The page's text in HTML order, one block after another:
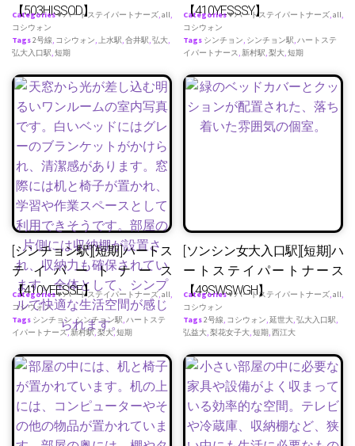
【503HISSOD】
Categories♥ ハートステイパートナーズ,all,
コシウォン
Tags2号線, コシウォン, 上水駅,合井駅,弘大,
弘大入口駅,短期
【410YESSSY】
Categories♥ ハートステイパートナーズ,all,
コシウォン
Tags シンチョン, シンチョン駅,ハートステ
イパートナース,新村駅,梨大,短期
[シンチョン駅][短期]ハートス
テイパートナース
【410YEESSE】
Categories♥ ハートステイパートナーズ,all,
コシウォン
Tags シンチョン,シンチョン駅,ハートステ
イパートナース,新村駅,梨大,短期
[ソンシン女大入口駅][短期]ハ
ートステイパートナース
【49SWSWGH】
Categories♥ ハートステイパートナーズ,all,
コシウォン
Tags2号線, コシウォン,延世大,弘大入口駅,
弘益大,梨花女子大,短期,西江大